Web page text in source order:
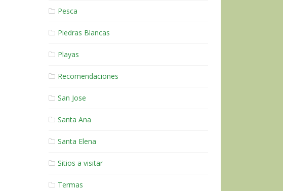
Pesca
Piedras Blancas
Playas
Recomendaciones
San Jose
Santa Ana
Santa Elena
Sitios a visitar
Termas